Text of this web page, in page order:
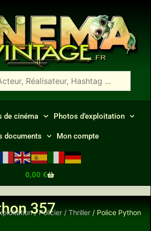
de cinéma Photos d’exploitation
documents Mon compte
0,00 €
357
/Policier / Thriller / Police Python